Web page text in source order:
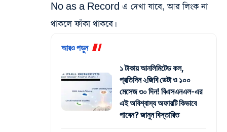
No as a Record এ দেখা যাবে, আর লিংক না
থাকলে ফাঁকা থাকবে।
আরও পড়ুন
১ টাকায় আনলিমিটেড কল,
প্রতিদিন ২জিবি ডেটা ও ১০০
মেসেজ ৩০ দিন! বিএসএনএল-এর
এই অবিশ্বাস্য অফারটি কিভাবে
পাবেন? জানুন বিস্তারিত